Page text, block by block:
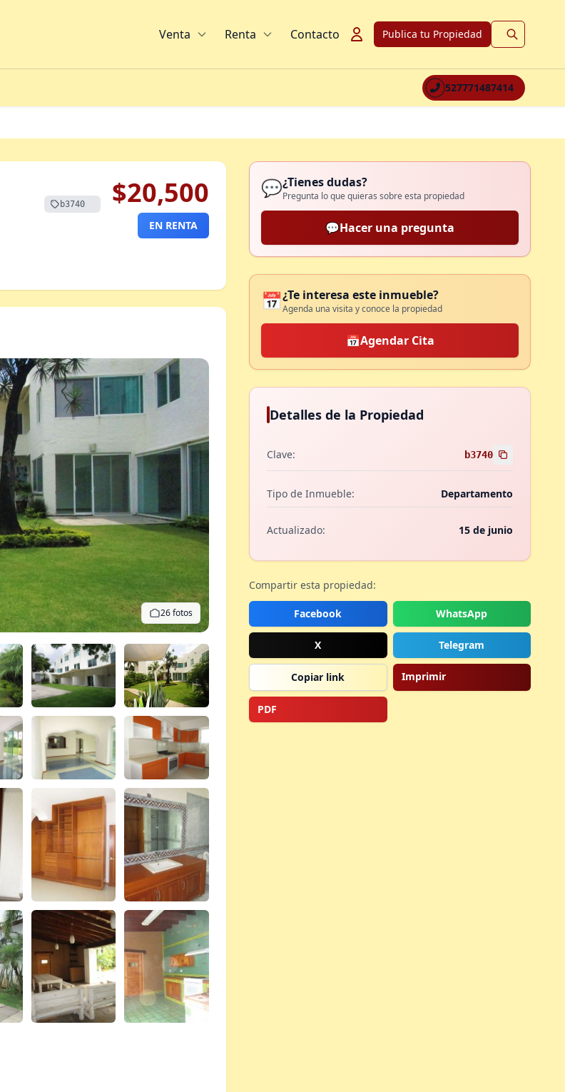
Venta Renta Contacto Publica tu Propiedad
527771487414
b3740 $20,500
EN RENTA
26 fotos
💬¿Tienes dudas?
Pregunta lo que quieras sobre esta propiedad
💬Hacer una pregunta
📅¿Te interesa este inmueble?
Agenda una visita y conoce la propiedad
📅Agendar Cita
Detalles de la Propiedad
Clave: b3740
Tipo de Inmueble: Departamento
Actualizado: 15 de junio
Compartir esta propiedad:
Facebook WhatsApp
X Telegram
Copiar link Imprimir
PDF